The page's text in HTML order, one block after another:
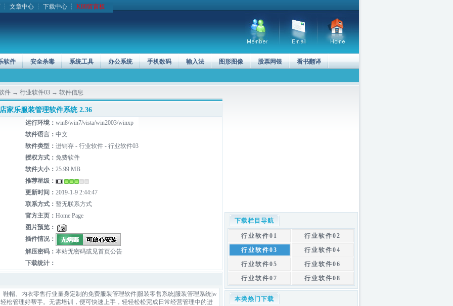
┆ 文章中心┆ 下载中心┆ K88留言板
软件 安全杀毒 系统工具 办公系统 手机数码 输入法 图形图像 股票网银 看书翻译
件→ 行业软件03→ 软件信息
店家乐服装管理软件系统 2.36
运行环境： win8/win7/vista/win2003/winxp
软件语言： 中文
软件类型： 进销存 - 行业软件 - 行业软件03
授权方式： 免费软件
软件大小： 25.99 MB
推荐星级：
更新时间： 2019-1-9 2:44:47
联系方式： 暂无联系方式
官方主页： Home Page
图片预览：
插件情况：
解压密码： 本站无密码或见首页公告
下载统计：
帽、内衣零售行业量身定制的免费服装管理软件|服装零售系统|服装管理系统|w
松管理好帮手。无需培训，便可快速上手，轻轻松松完成日常经营管理中的进
下载栏目导航
行业软件01
行业软件02
行业软件03
行业软件04
行业软件05
行业软件06
行业软件07
行业软件08
本类热门下载